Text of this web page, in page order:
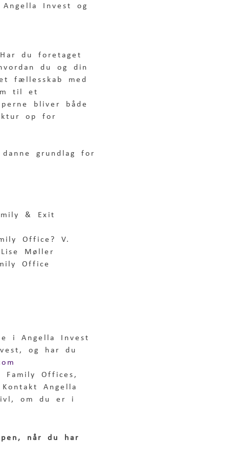
Invest og
du foretaget
du og din
fællesskab med
til et
bliver både
op for
grundlag for
& Exit
Office? V.
Møller
Office
i Angella Invest
og har du
Offices,
Angella
om du er i
når du har